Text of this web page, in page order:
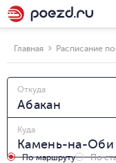
Главная Расписание
Откуда
Куда
По маршруту По